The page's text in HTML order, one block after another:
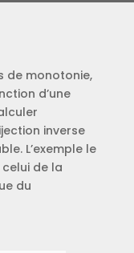
de monotonie,
d’une
inverse
L’exemple le
de la
du